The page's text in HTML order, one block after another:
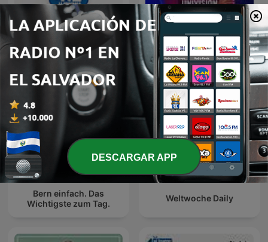
Radio YSKL Noticias Univision
Bern einfach. Das
Wichtigste zum Tag.
Weltwoche Daily
DESCARGAR APP